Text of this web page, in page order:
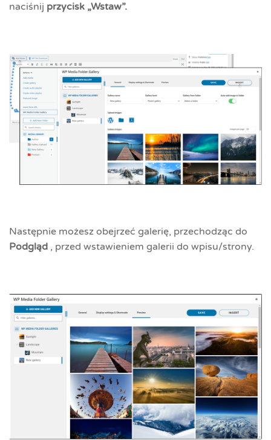
naciśnij przycisk „Wstaw”.
Następnie możesz obejrzeć galerię, przechodząc do
Podgląd , przed wstawieniem galerii do wpisu/strony.